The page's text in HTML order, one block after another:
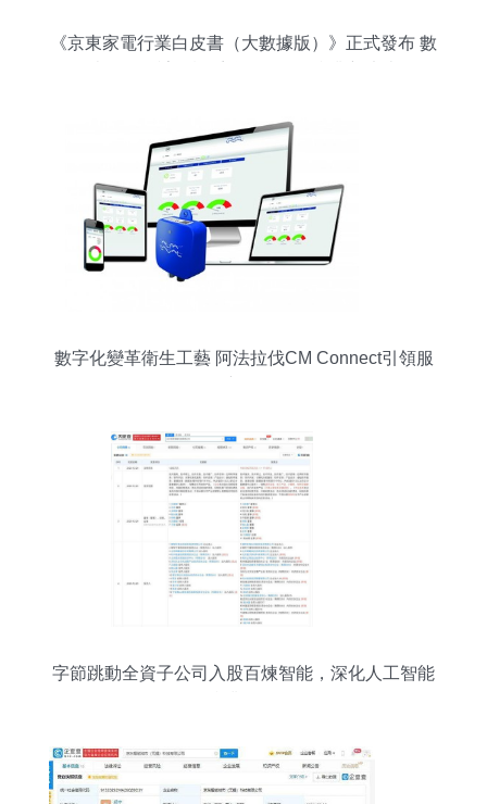
《京東家電行業白皮書（大數據版）》正式發布 數
數字化變革衛生工藝 阿法拉伐CM Connect引領服
字節跳動全資子公司入股百煉智能，深化人工智能